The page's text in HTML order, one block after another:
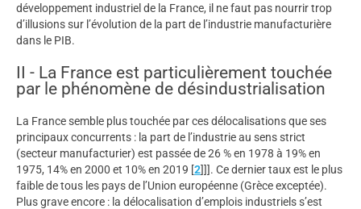
développement industriel de la France, il ne faut pas nourrir trop
d’illusions sur l’évolution de la part de l’industrie manufacturière
dans le PIB.
II - La France est particulièrement touchée
par le phénomène de désindustrialisation
La France semble plus touchée par ces délocalisations que ses
principaux concurrents : la part de l’industrie au sens strict
(secteur manufacturier) est passée de 26 % en 1978 à 19% en
1975, 14% en 2000 et 10% en 2019 [2]]]. Ce dernier taux est le plus
faible de tous les pays de l’Union européenne (Grèce exceptée).
Plus grave encore : la délocalisation d’emplois industriels s’est